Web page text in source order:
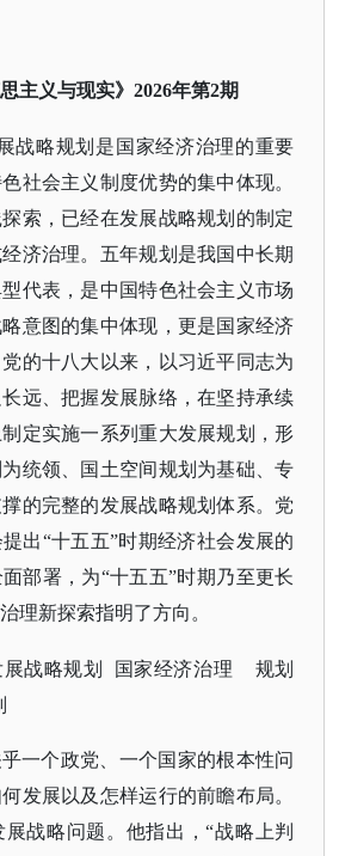
主义与现实》 2026年第2期
战略规划是国家经济治理的重要
社会主义制度优势的集中体现。
索，已经在发展战略规划的制定
济治理。五年规划是我国中长期
代表，是中国特色社会主义市场
意图的集中体现，更是国家经济
的十八大以来，以习近平同志为
远、把握发展脉络，在坚持承续
定实施一系列重大发展规划，形
统领、国土空间规划为基础、专
的完整的发展战略规划体系。党
出“十五五”时期经济社会发展的
部署，为“十五五”时期乃至更长
理新探索指明了方向。
展战略规划
国家经济治理 规划
一个政党、一个国家的根本性问
发展以及怎样运行的前瞻布局。
展战略问题。他指出，“战略上判